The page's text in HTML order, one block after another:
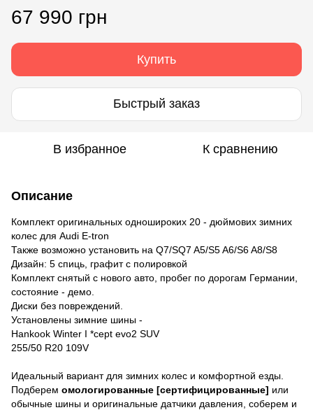
67 990 грн
Купить
Быстрый заказ
В избранное К сравнению
Описание
Комплект оригинальных одношироких 20 - дюймових зимних
колес для Audi E-tron
Также возможно установить на Q7/SQ7 A5/S5 A6/S6 A8/S8
Дизайн: 5 спиць, графит с полировкой
Комплект снятый с нового авто, пробег по дорогам Германии,
состояние - демо.
Диски без повреждений.
Установлены зимние шины -
Hankook Winter I *cept evo2 SUV
255/50 R20 109V
Идеальный вариант для зимних колес и комфортной езды.
Подберем омологированные [сертифицированные] или
обычные шины и оригинальные датчики давления, соберем и